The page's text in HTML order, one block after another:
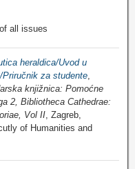
of all issues
heraldica/Uvod u
za studente,
knjižnica: Pomoćne
2, Bibliotheca Cathedrae:
Vol II, Zagreb,
of Humanities and